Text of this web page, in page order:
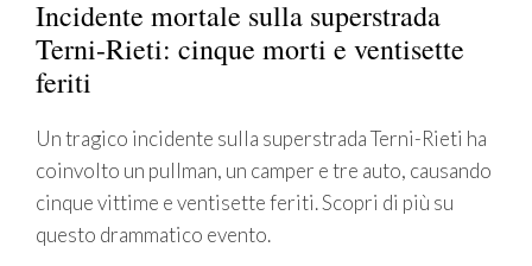
Incidente mortale sulla superstrada
Terni-Rieti: cinque morti e ventisette
feriti
Un tragico incidente sulla superstrada Terni-Rieti ha
coinvolto un pullman, un camper e tre auto, causando
cinque vittime e ventisette feriti. Scopri di più su
questo drammatico evento.